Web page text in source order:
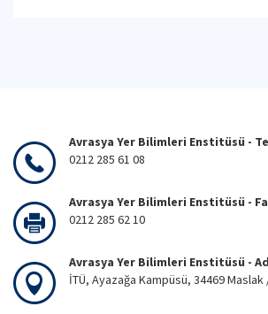
Avrasya Yer Bilimleri Enstitüsü -
0212 285 61 08
Avrasya Yer Bilimleri Enstitüsü -
0212 285 62 10
Avrasya Yer Bilimleri Enstitüsü -
İTÜ, Ayazağa Kampüsü, 34469